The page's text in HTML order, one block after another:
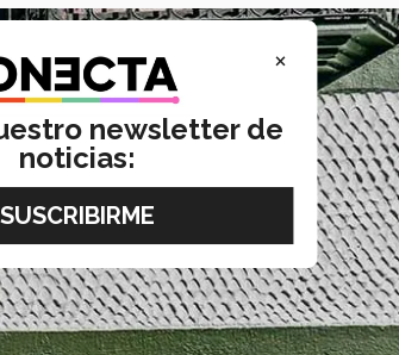
×
newsletter de
noticias: